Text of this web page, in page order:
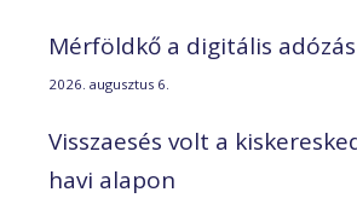
Mérföldkő a digitális
2026. augusztus 6.
Visszaesés volt a
havi alapon